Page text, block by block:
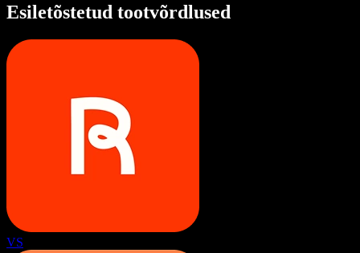
Esiletõstetud tootvõrdlused
VS